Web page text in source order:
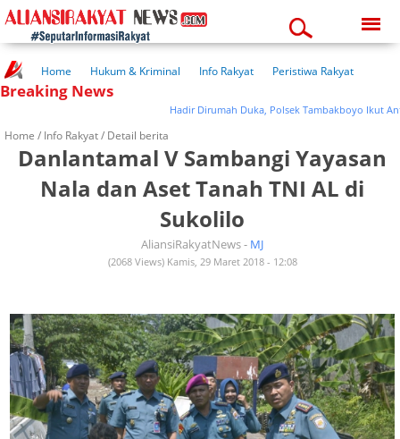
03:31:37 pm
Home Hukum & Kriminal Info Rakyat
Peristiwa Rakyat
Kuliner Rakyat
Wisata Rakyat
Breaking News
Hadir Dirumah Duka, Polsek Tambakboyo Ikut
Home / Info Rakyat/ Detail berita
Danlantamal V Sambangi Yayasan
Nala dan Aset Tanah TNI AL di
Sukolilo
AliansiRakyatNews - MJ
(2068 Views) Kamis, 29 Maret 2018 - 12:08